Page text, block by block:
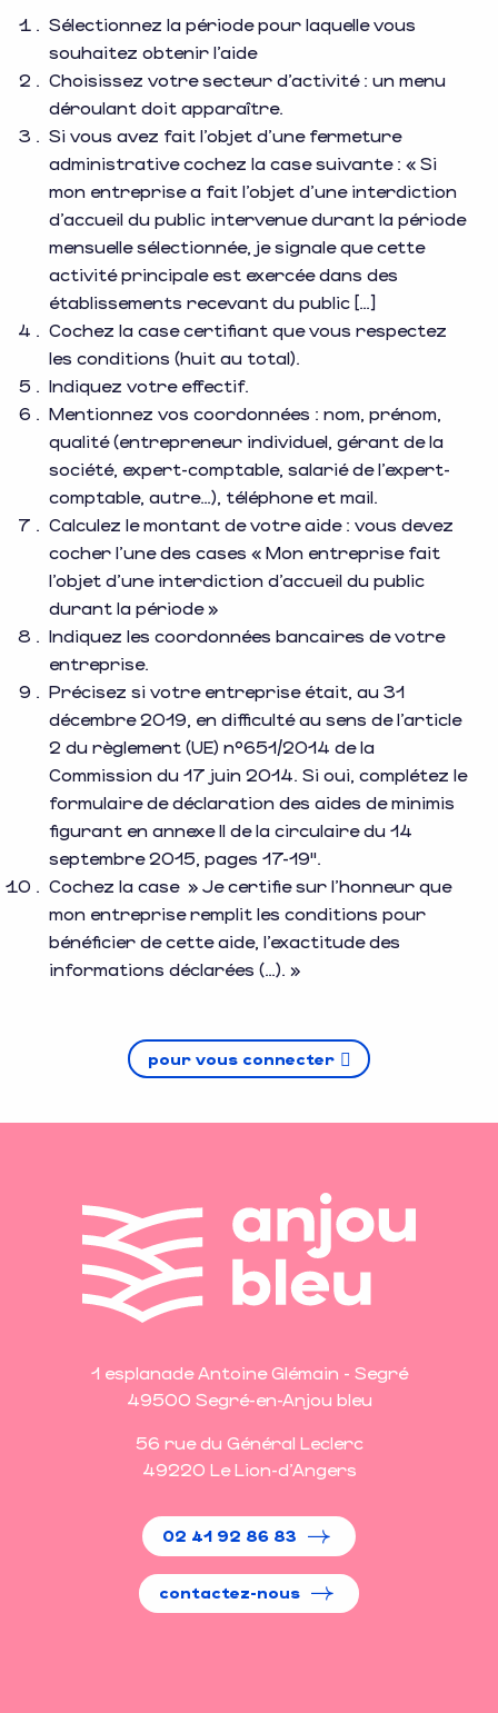
Sélectionnez la période pour laquelle vous
souhaitez obtenir l’aide
Choisissez votre secteur d’activité : un menu
déroulant doit apparaître.
Si vous avez fait l’objet d’une fermeture
administrative cochez la case suivante : « Si
mon entreprise a fait l’objet d’une interdiction
d’accueil du public intervenue durant la période
mensuelle sélectionnée, je signale que cette
activité principale est exercée dans des
établissements recevant du public […]
Cochez la case certifiant que vous respectez
les conditions (huit au total).
Indiquez votre effectif.
Mentionnez vos coordonnées : nom, prénom,
qualité (entrepreneur individuel, gérant de la
société, expert-comptable, salarié de l’expert-
comptable, autre…), téléphone et mail.
Calculez le montant de votre aide : vous devez
cocher l’une des cases « Mon entreprise fait
l’objet d’une interdiction d’accueil du public
durant la période »
Indiquez les coordonnées bancaires de votre
entreprise.
Précisez si votre entreprise était, au 31
décembre 2019, en difficulté au sens de l’article
2 du règlement (UE) n°651/2014 de la
Commission du 17 juin 2014. Si oui, complétez le
formulaire de déclaration des aides de minimis
figurant en annexe II de la circulaire du 14
septembre 2015, pages 17-19″.
Cochez la case » Je certifie sur l’honneur que
mon entreprise remplit les conditions pour
bénéficier de cette aide, l’exactitude des
informations déclarées (…). »
pour vous connecter
1 esplanade Antoine Glémain - Segré
49500 Segré-en-Anjou bleu
56 rue du Général Leclerc
49220 Le Lion-d'Angers
02 41 92 86 83
contactez-nous